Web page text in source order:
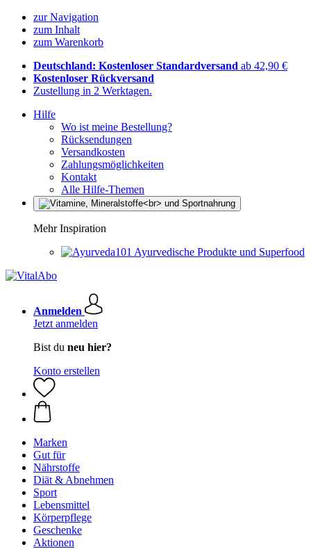
zur Navigation
zum Inhalt
zum Warenkorb
Deutschland: Kostenloser Standardversand ab 42,90 €
Kostenloser Rückversand
Zustellung in 2 Werktagen.
Hilfe
Wo ist meine Bestellung?
Rücksendungen
Versandkosten
Zahlungsmöglichkeiten
Kontakt
Alle Hilfe-Themen
Mehr Inspiration
Ayurvedische Produkte und Superfood
Anmelden
Jetzt anmelden
Bist du neu hier?
Konto erstellen
Marken
Gut für
Nährstoffe
Diät & Abnehmen
Sport
Lebensmittel
Körperpflege
Geschenke
Aktionen